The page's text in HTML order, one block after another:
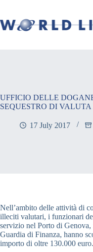
UFFICIO DELLE
SEQUESTRO DI
17 July 2017
Nell’ambito delle attività di
illeciti valutari, i funzionari
servizio nel Porto di
Guardia di Finanza, hanno
importo di oltre 130.000 euro.